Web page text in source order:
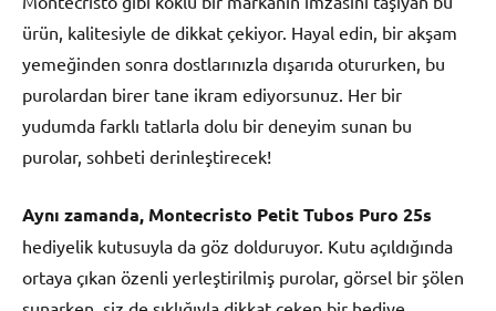
ürün, kalitesiyle de dikkat çekiyor. Hayal edin, bir akşam
yemeğinden sonra dostlarınızla dışarıda otururken, bu
purolardan birer tane ikram ediyorsunuz. Her bir
yudumda farklı tatlarla dolu bir deneyim sunan bu
purolar, sohbeti derinleştirecek!
Aynı zamanda, Montecristo Petit Tubos Puro 25s
hediyelik kutusuyla da göz dolduruyor. Kutu açıldığında
ortaya çıkan özenli yerleştirilmiş purolar, görsel bir şölen